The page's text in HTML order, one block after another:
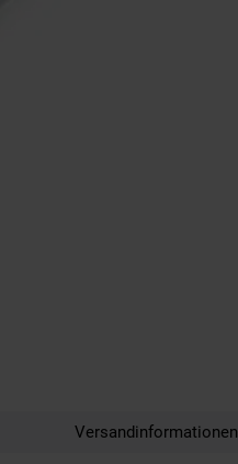
Versandinformationen